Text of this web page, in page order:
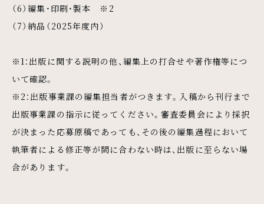
（6）編集・印刷・製本 ※2
（7）納品（2025年度内）
※1：出版に関する説明の他、編集上の打合せや著作権等につ
いて確認。
※2：出版事業課の編集担当者がつきます。⼊稿から刊⾏まで
出版事業課の指⽰に従ってください。審査委員会により採択
が決まった応募原稿であっても、その後の編集過程において
執筆者による修正等が間に合わない時は、出版に⾄らない場
合があります。